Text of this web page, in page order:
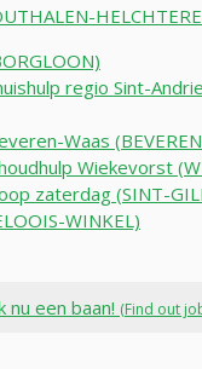
regio Sint-
Waas
Wiekevorst
zaterdag (SINT-
WINKEL)
nu een baan! (Find out